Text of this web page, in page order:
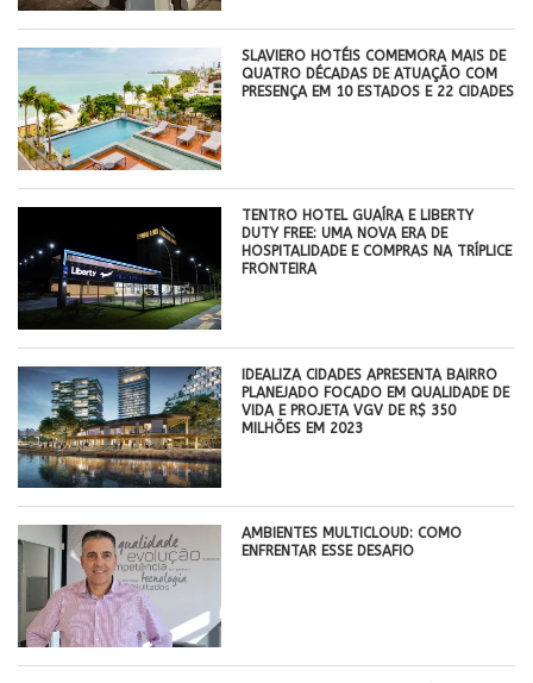
SLAVIERO HOTÉIS COMEMORA MAIS DE
QUATRO DÉCADAS DE ATUAÇÃO COM
PRESENÇA EM 10 ESTADOS E 22 CIDADES
TENTRO HOTEL GUAÍRA E LIBERTY
DUTY FREE: UMA NOVA ERA DE
HOSPITALIDADE E COMPRAS NA TRÍPLICE
FRONTEIRA
IDEALIZA CIDADES APRESENTA BAIRRO
PLANEJADO FOCADO EM QUALIDADE DE
VIDA E PROJETA VGV DE R$ 350
MILHÕES EM 2023
AMBIENTES MULTICLOUD: COMO
ENFRENTAR ESSE DESAFIO